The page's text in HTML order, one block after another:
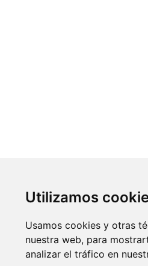
Utilizamos
Usamos cookies y otras
nuestra web, para
analizar el tráfico en